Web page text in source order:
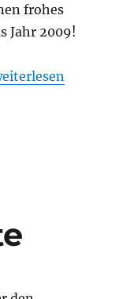
frohes
Jahr 2009!